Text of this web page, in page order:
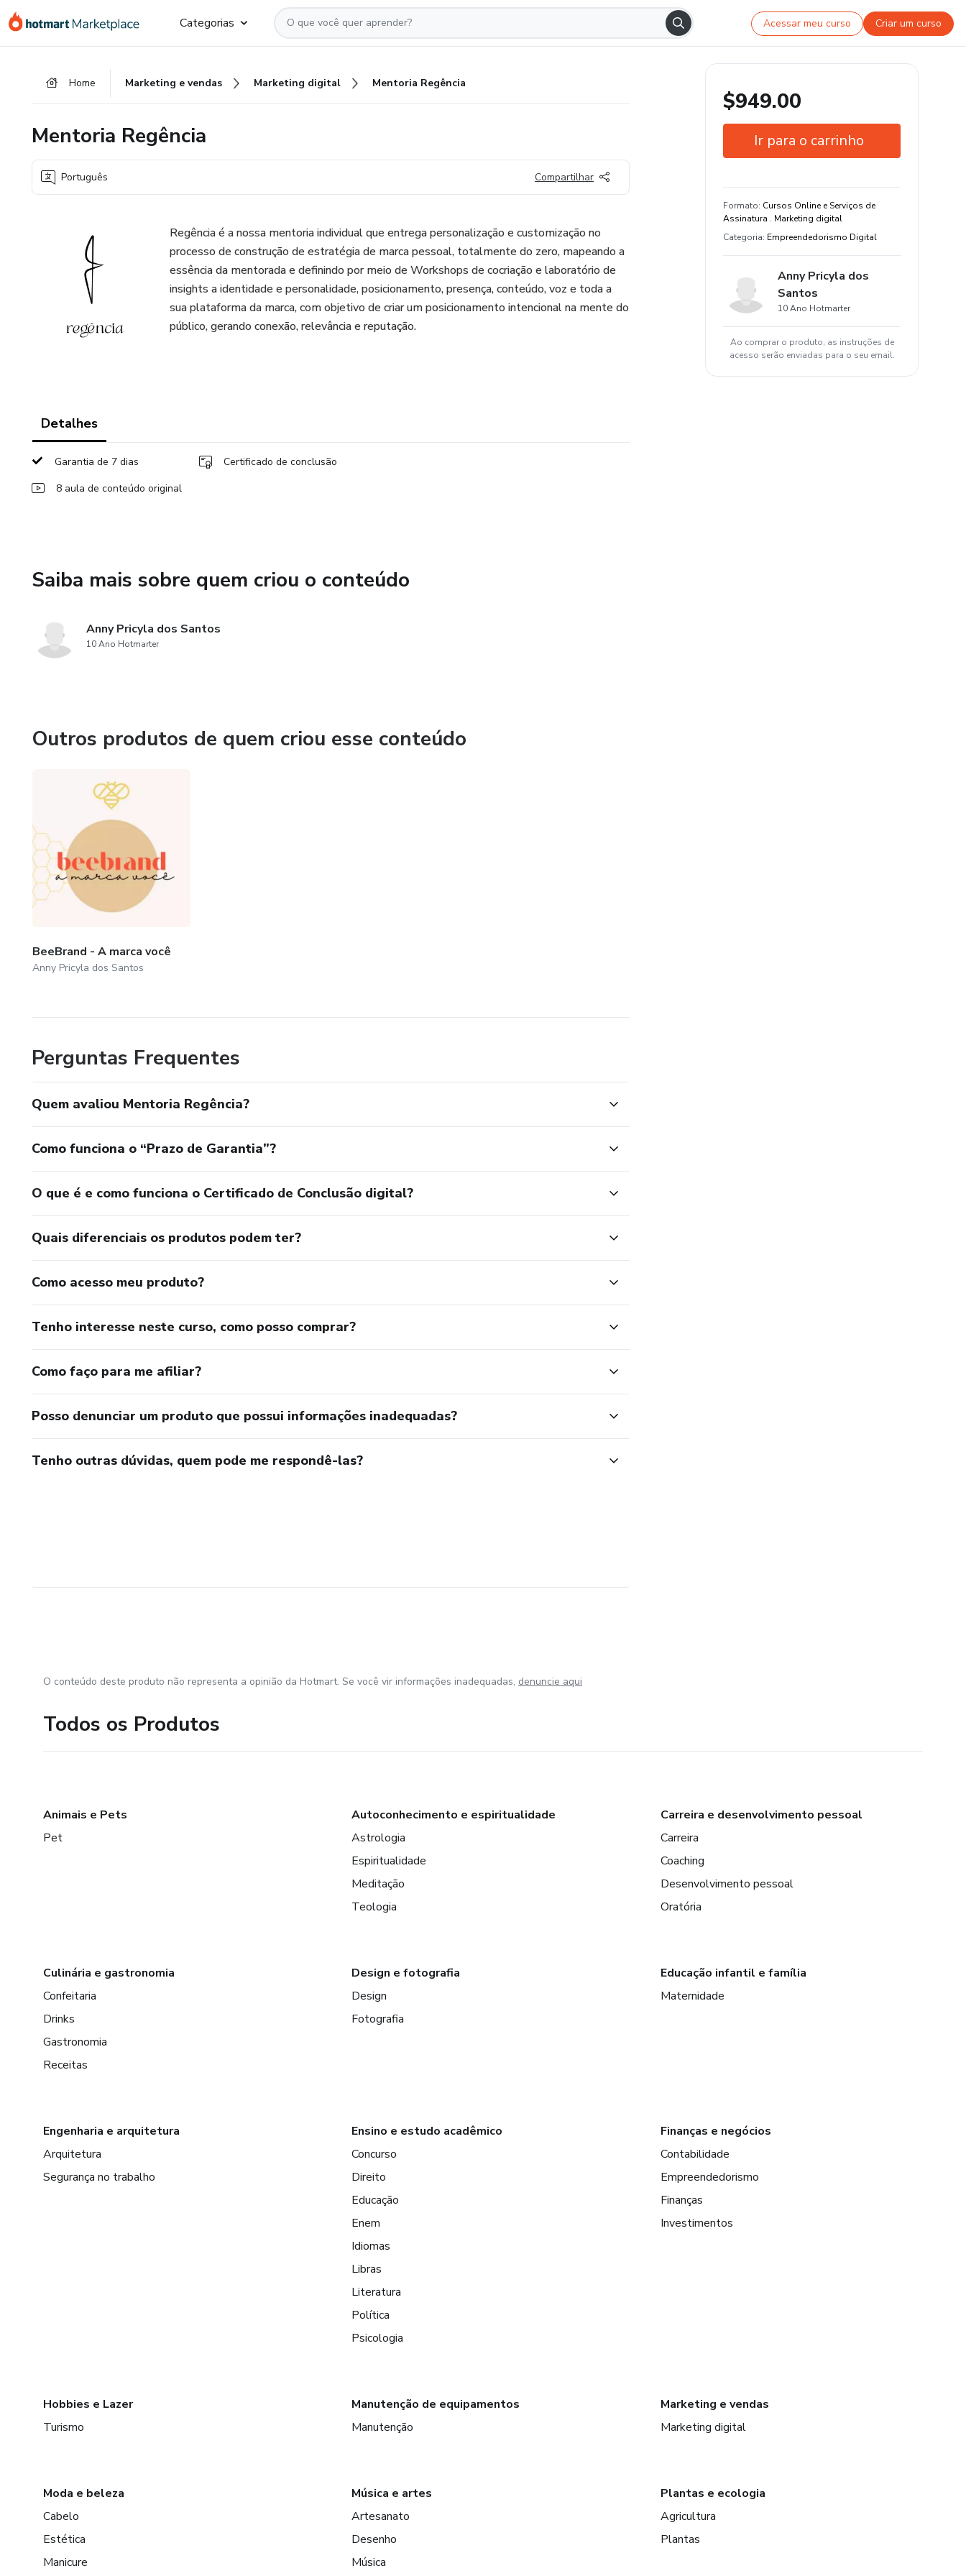
para
para
para
Categorias Acessar meu curso Criar um curso
Home Marketing e vendas Marketing digital Mentoria Regência
Mentoria Regência
Português Compartilhar
Regência é a nossa mentoria individual que entrega personalização e customização no
processo de construção de estratégia de marca pessoal, totalmente do zero, mapeando a
essência da mentorada e definindo por meio de Workshops de cocriação e laboratório de
insights a identidade e personalidade, posicionamento, presença, conteúdo, voz e toda a
sua plataforma da marca, com objetivo de criar um posicionamento intencional na mente do
público, gerando conexão, relevância e reputação.
Detalhes
Garantia de 7 dias
Certificado de conclusão
8 aula de conteúdo original
Saiba mais sobre quem criou o conteúdo
Anny Pricyla dos Santos
10 Ano Hotmarter
Outros produtos de quem criou esse conteúdo
BeeBrand - A marca você
Anny Pricyla dos Santos
Perguntas Frequentes
Quem avaliou Mentoria Regência?
Como funciona o “Prazo de Garantia”?
O que é e como funciona o Certificado de Conclusão digital?
Quais diferenciais os produtos podem ter?
Como acesso meu produto?
Tenho interesse neste curso, como posso comprar?
Como faço para me afiliar?
Posso denunciar um produto que possui informações inadequadas?
Tenho outras dúvidas, quem pode me respondê-las?
$949.00
Ir para o carrinho
Certificado de conclusão
8 aula de conteúdo original
Formato: Cursos Online e Serviços de
Assinatura . Marketing digital
Categoria: Empreendedorismo Digital
Anny Pricyla dos
Santos
10 Ano Hotmarter
Ao comprar o produto, as instruções de
acesso serão enviadas para o seu email.
O conteúdo deste produto não representa a opinião da Hotmart. Se você vir informações inadequadas, denuncie aqui
Todos os Produtos
Animais e Pets
Pet
Autoconhecimento e espiritualidade
Astrologia
Espiritualidade
Meditação
Teologia
Carreira e desenvolvimento pessoal
Carreira
Coaching
Desenvolvimento pessoal
Oratória
Culinária e gastronomia
Confeitaria
Drinks
Gastronomia
Receitas
Design e fotografia
Design
Fotografia
Educação infantil e família
Maternidade
Engenharia e arquitetura
Arquitetura
Segurança no trabalho
Ensino e estudo acadêmico
Concurso
Direito
Educação
Enem
Idiomas
Libras
Literatura
Política
Psicologia
Finanças e negócios
Contabilidade
Empreendedorismo
Finanças
Investimentos
Hobbies e Lazer
Turismo
Manutenção de equipamentos
Manutenção
Marketing e vendas
Marketing digital
Moda e beleza
Cabelo
Estética
Manicure
Música e artes
Artesanato
Desenho
Música
Plantas e ecologia
Agricultura
Plantas